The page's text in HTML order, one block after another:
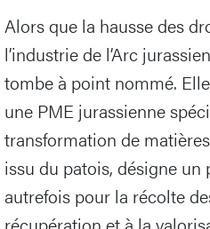
Alors que la hausse des
l’industrie de l’Arc
tombe à point nommé.
une PME jurassienne
transformation de
issu du patois, désigne
autrefois pour la récolte